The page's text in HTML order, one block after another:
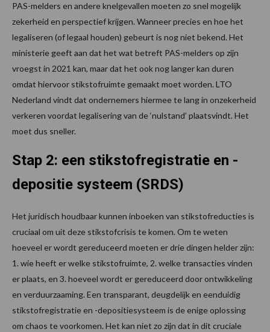
PAS-melders en andere knelgevallen moeten zo snel mogelijk
zekerheid en perspectief krijgen. Wanneer precies en hoe het
legaliseren (of legaal houden) gebeurt is nog niet bekend. Het
ministerie geeft aan dat het wat betreft PAS-melders op zijn
vroegst in 2021 kan, maar dat het ook nog langer kan duren
omdat hiervoor stikstofruimte gemaakt moet worden. LTO
Nederland vindt dat ondernemers hiermee te lang in onzekerheid
verkeren voordat legalisering van de ‘nulstand’ plaatsvindt. Het
moet dus sneller.
Stap 2: een stikstofregistratie en -
depositie systeem (SRDS)
Het juridisch houdbaar kunnen inboeken van stikstofreducties is
cruciaal om uit deze stikstofcrisis te komen. Om te weten
hoeveel er wordt gereduceerd moeten er drie dingen helder zijn:
1. wie heeft er welke stikstofruimte, 2. welke transacties vinden
er plaats, en 3. hoeveel wordt er gereduceerd door ontwikkeling
en verduurzaaming. Een transparant, deugdelijk en eenduidig
stikstofregistratie en -depositiesysteem is de enige oplossing
om chaos te voorkomen. Het kan niet zo zijn dat in dit cruciale